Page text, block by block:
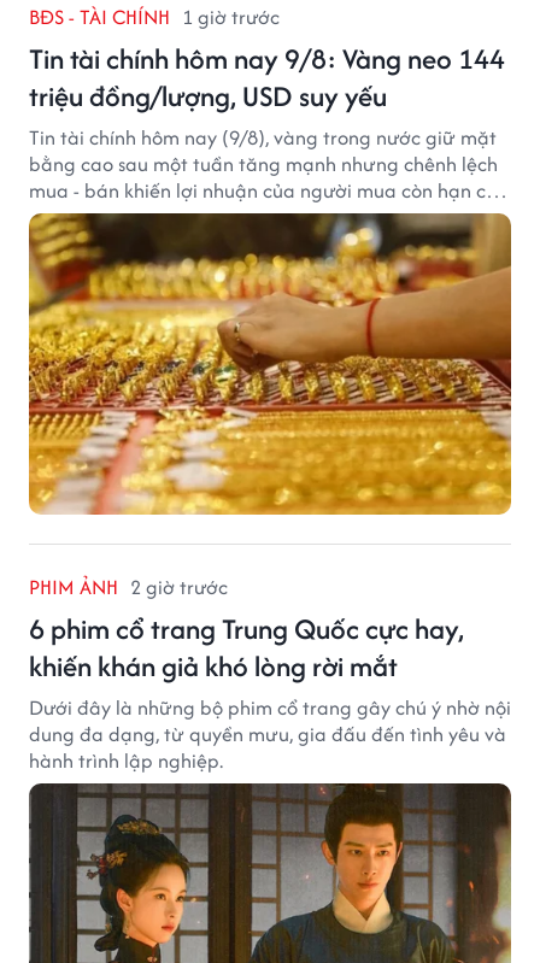
BĐS - TÀI CHÍNH 1 giờ trước
Tin tài chính hôm nay 9/8: Vàng neo 144
triệu đồng/lượng, USD suy yếu
Tin tài chính hôm nay (9/8), vàng trong nước giữ mặt
bằng cao sau một tuần tăng mạnh nhưng chênh lệch
mua - bán khiến lợi nhuận của người mua còn hạn chế,
trong khi USD chịu sức ép sau dữ liệu việc làm Mỹ gây
thất vọng.
PHIM ẢNH 2 giờ trước
6 phim cổ trang Trung Quốc cực hay,
khiến khán giả khó lòng rời mắt
Dưới đây là những bộ phim cổ trang gây chú ý nhờ nội
dung đa dạng, từ quyền mưu, gia đấu đến tình yêu và
hành trình lập nghiệp.